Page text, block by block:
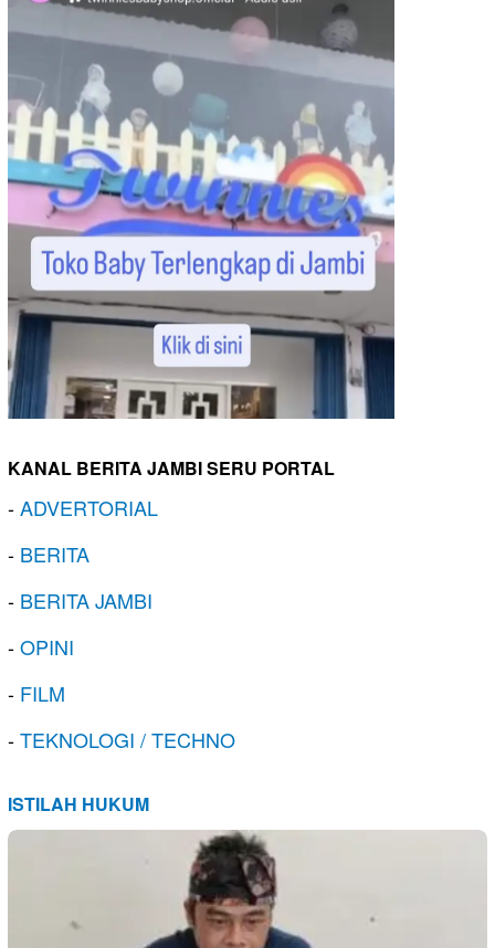
KANAL BERITA JAMBI SERU PORTAL
-ADVERTORIAL
- BERITA
- BERITA JAMBI
-OPINI
- FILM
-TEKNOLOGI / TECHNO
ISTILAH HUKUM